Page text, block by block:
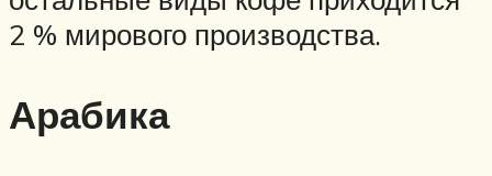
2 % мирового производства.
Арабика